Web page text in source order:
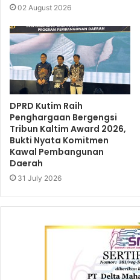
02 August 2026
DPRD Kutim Raih
Penghargaan Bergengsi
Tribun Kaltim Award 2026,
Bukti Nyata Komitmen
Kawal Pembangunan
Daerah
31 July 2026